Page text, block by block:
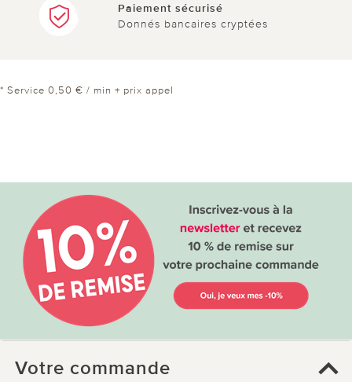
Paiement sécurisé
Donnés bancaires cryptées
* Service 0,50 € / min + prix appel
Votre commande